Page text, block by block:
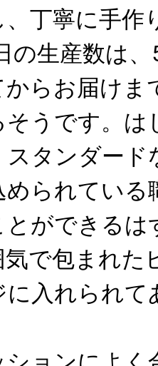
、丁寧に手作
の生産数は
らお届けま
そうです。
スタンダー
められている
ができるは
気で包まれた
入れられて